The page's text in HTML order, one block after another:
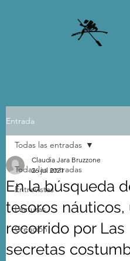
Entrada
Todas las entradas
Entrevistas
Lecturas
Creación
Todas las entradas
En la búsqueda
tesoros náuticos,
recorrido por Las
secretas
Claudia Jara Bruzzone
26 jul 2021